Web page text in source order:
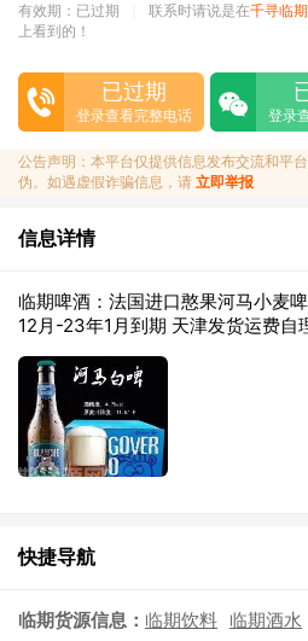
有效期：已过期 联系时请说是在千寻临
上看到的！
已过期
登录查看完整电话 登录
公告声明：本平台仅提供信息发布交流和平
伪。如遇虚假诈骗信息，请 立即举报
信息详情
临期啤酒：法国进口憨果河马小麦
12月-23年1月到期 天津发货运费自
快捷导航
临期货源信息： 临期饮料 临期酒水